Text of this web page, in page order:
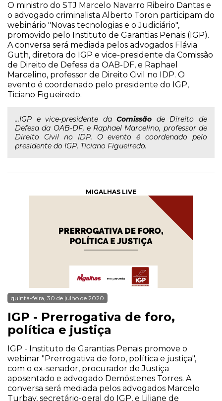
O ministro do STJ Marcelo Navarro Ribeiro Dantas e
o advogado criminalista Alberto Toron participam do
webinário "Novas tecnologias e o Judiciário",
promovido pelo Instituto de Garantias Penais (IGP).
A conversa será mediada pelos advogados Flávia
Guth, diretora do IGP e vice-presidente da Comissão
de Direito de Defesa da OAB-DF, e Raphael
Marcelino, professor de Direito Civil no IDP. O
evento é coordenado pelo presidente do IGP,
Ticiano Figueiredo.
...IGP e vice-presidente daComissão de Direito de
Defesa da OAB-DF, e Raphael Marcelino, professor de
Direito Civil no IDP. O evento é coordenado pelo
presidente do IGP, Ticiano Figueiredo.
MIGALHAS LIVE
quinta-feira, 30 de julho de 2020
IGP - Prerrogativa de foro,
política e justiça
IGP - Instituto de Garantias Penais promove o
webinar "Prerrogativa de foro, política e justiça",
com o ex-senador, procurador de Justiça
aposentado e advogado Demóstenes Torres. A
conversa será mediada pelos advogados Marcelo
Turbay, secretário-geral do IGP, e Liliane de